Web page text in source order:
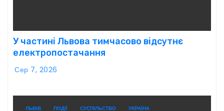
У частині Львова тимчасово відсутнє
електропостачання
Сер 7, 2026
ЛЬВІВ ПОДІЇ СУСПІЛЬСТВО УКРАЇНА